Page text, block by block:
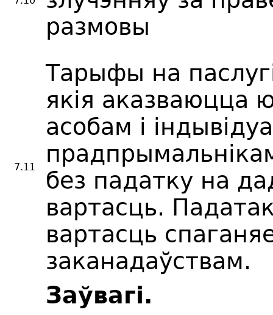
размовы
7.11
Тарыфы на
якія аказваюцца
асобам і
без падатку на
вартасць.
вартасць
заканадаўствам.
Заўвагі.